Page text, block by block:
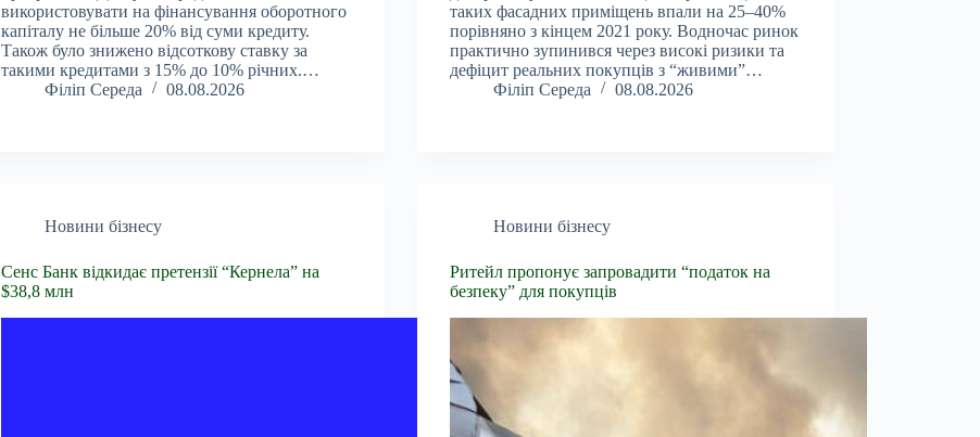
використовувати на фінансування оборотного
капіталу не більше 20% від суми кредиту.
Також було знижено відсоткову ставку за
такими кредитами з 15% до 10% річних.…
Філіп Середа
08.08.2026
таких фасадних приміщень впали на 25–40%
порівняно з кінцем 2021 року. Водночас ринок
практично зупинився через високі ризики та
дефіцит реальних покупців з “живими”…
Філіп Середа
08.08.2026
Новини бізнесу
Сенс Банк відкидає претензії “Кернела” на
$38,8 млн
Новини бізнесу
Ритейл пропонує запровадити “податок на
безпеку” для покупців